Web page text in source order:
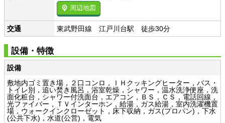
周辺地図
交通 東武野田線 江戸川台駅 徒歩30分
設備・特徴
設備
敷地内ゴミ置き場，２口コンロ，ＩＨクッキングヒーター，バス・
トイレ別，追い焚き風呂，浴室乾燥，シャワー，温水洗浄便座，洗
面化粧台，シャワー付洗面台，エアコン，ＢＳ，ＣＳ，電話回線，
光ファイバー，ＴＶインターホン，給湯，ガス給湯，室内洗濯機置
場，ウォークインクローゼット，床下収納，ガス(プロパン)，下水
(公共下水)，水道(公営)，電気